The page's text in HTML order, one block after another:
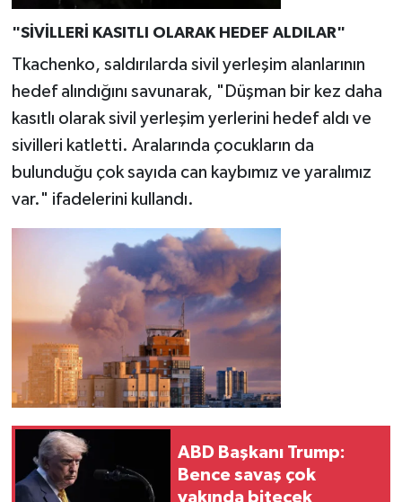
"SİVİLLERİ KASITLI OLARAK HEDEF ALDILAR"
Tkachenko, saldırılarda sivil yerleşim alanlarının
hedef alındığını savunarak, "Düşman bir kez daha
kasıtlı olarak sivil yerleşim yerlerini hedef aldı ve
sivilleri katletti. Aralarında çocukların da
bulunduğu çok sayıda can kaybımız ve yaralımız
var." ifadelerini kullandı.
ABD Başkanı Trump:
Bence savaş çok
yakında bitecek